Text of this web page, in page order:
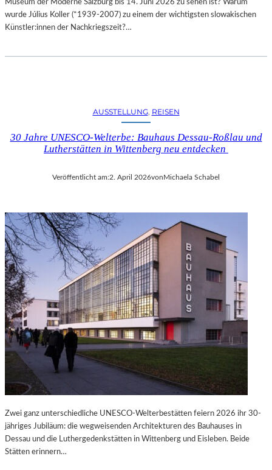
Museum der Moderne Salzburg bis 14. Juni 2026 zu sehen ist? Warum
wurde Július Koller (*1939-2007) zu einem der wichtigsten slowakischen
Künstler:innen der Nachkriegszeit?…
AUSSTELLUNG, REISEN
30 Jahre UNESCO-Welterbe: Bauhaus Dessau-Roßlau und
Lutherstätten in Wittenberg neu entdecken
Veröffentlicht am:2. April 2026vonMichaela Schabel
Zwei ganz unterschiedliche UNESCO-Welterbestätten feiern 2026 ihr 30-
jähriges Jubiläum: die wegweisenden Architekturen des Bauhauses in
Dessau und die Luthergedenkstätten in Wittenberg und Eisleben. Beide
Stätten erinnern…